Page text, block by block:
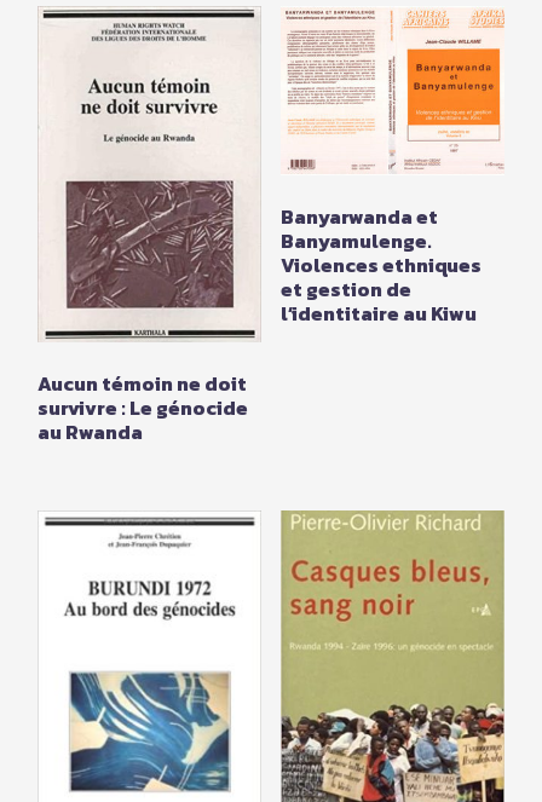
Aucun témoin ne doit
survivre : Le génocide
au Rwanda
Banyarwanda et
Banyamulenge.
Violences ethniques
et gestion de
l’identitaire au Kiwu